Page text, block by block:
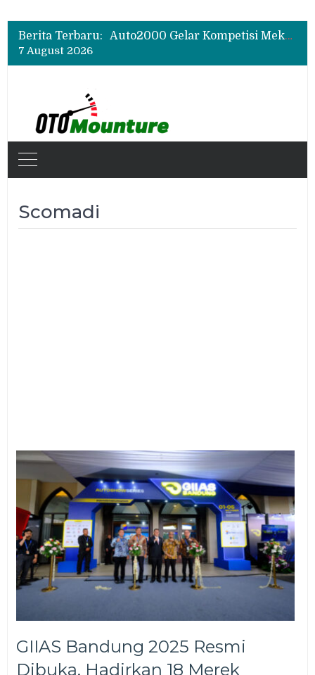
Berita Terbaru:
Geely Hadirkan The True Blue Journey, Fans Bisa Dapat Tiket Chelsea vs AC Milan
Auto2000 Gelar Kompetisi Mekanik Terbaik 2026, Ini Daftar Lengkap Juaranya
Geely Hadirkan The True Blue Journey, Fans Bisa Dapat Tiket Chelsea vs AC Milan
7 August 2026
Scomadi
GIIAS Bandung 2025 Resmi
Dibuka, Hadirkan 18 Merek